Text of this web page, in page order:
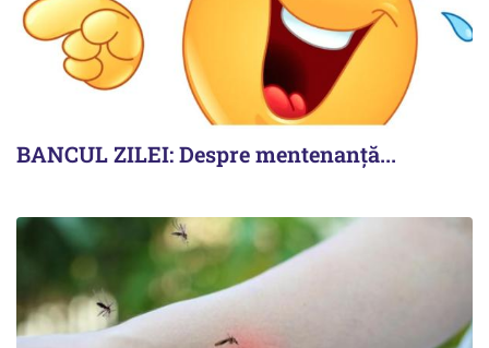
BANCUL ZILEI: Despre mentenanță...